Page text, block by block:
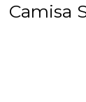
Camisa